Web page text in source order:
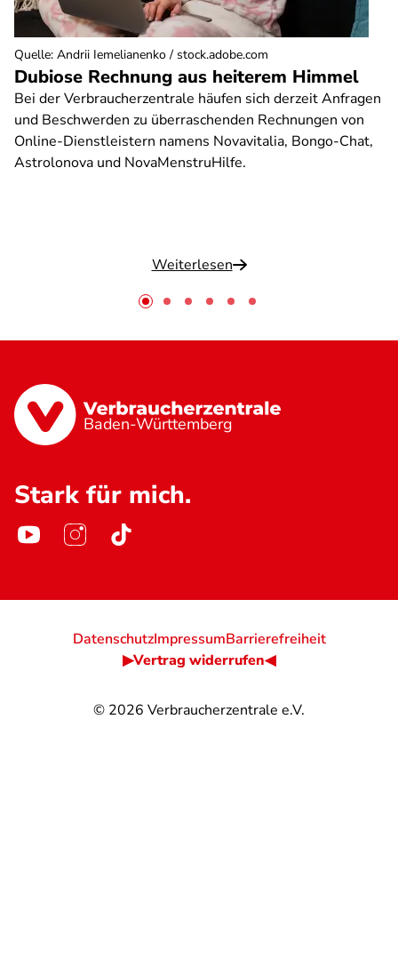
Dubiose Rechnung aus heiterem Himmel
Bei der Verbraucherzentrale häufen sich derzeit Anfragen
und Beschwerden zu überraschenden Rechnungen von
Online-Dienstleistern namens Novavitalia, Bongo-Chat,
Astrolonova und NovaMenstruHilfe.
Weiterlesen
Quelle: Andrii Iemelianenko / stock.adobe.com
Baden-Württemberg
Stark für mich.
© 2026 Verbraucherzentrale e.V.
DatenschutzImpressumBarrierefreiheit
▶Vertrag widerrufen◀